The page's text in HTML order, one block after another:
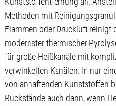
Methoden mit
Flammen oder Druckluft reinigt
modernster thermischer
für große Heißkanäle mit
verwinkelten Kanälen. In nur
von anhaftenden Kunststoffen
Rückstände auch dann, wenn